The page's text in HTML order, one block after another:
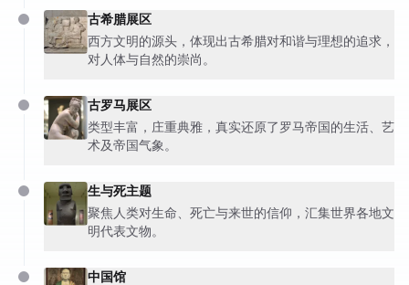
古希腊展区
西方文明的源头，体现出古希腊对和谐与理想的追求，
对人体与自然的崇尚。
古罗马展区
类型丰富，庄重典雅，真实还原了罗马帝国的生活、艺
术及帝国气象。
生与死主题
聚焦人类对生命、死亡与来世的信仰，汇集世界各地文
明代表文物。
中国馆